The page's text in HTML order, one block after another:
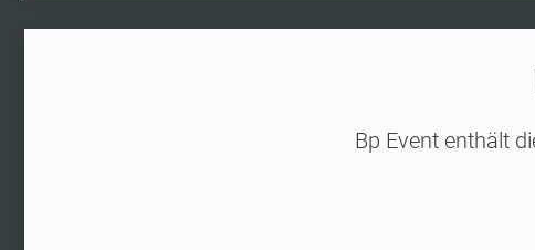
Bp Event enthält